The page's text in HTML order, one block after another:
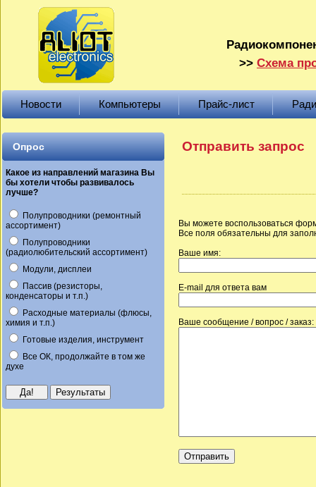
>> Схема
Новости Компьютеры Прайс-лист
Опрос
Какое из направлений магазина Вы
бы хотели чтобы развивалось
лучше?
Полупроводники (ремонтный
ассортимент)
Полупроводники
(радиолюбительский ассортимент)
Модули, дисплеи
Пассив (резисторы,
конденсаторы и т.п.)
Расходные материалы (флюсы,
химия и т.п.)
Готовые изделия, инструмент
Все ОК, продолжайте в том же
духе
Отправить запрос
Вы можете воспользоваться
Все поля обязательны для
Ваше имя:
E-mail для ответа вам
Ваше сообщение / вопрос / заказ: